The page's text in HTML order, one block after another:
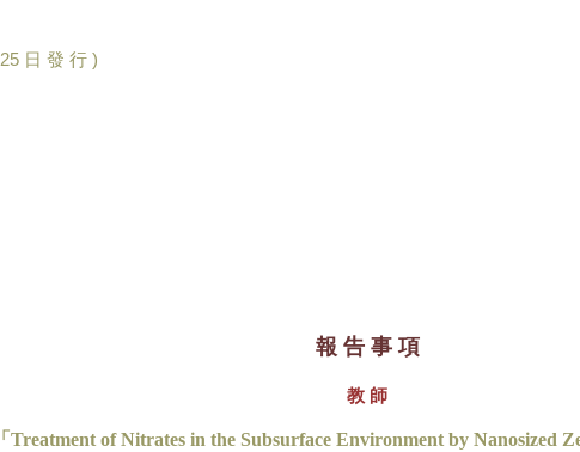
日 發 行 )
報 告 事 項
教 師
Treatment of Nitrates in the Subsurface Environment by Nanosized